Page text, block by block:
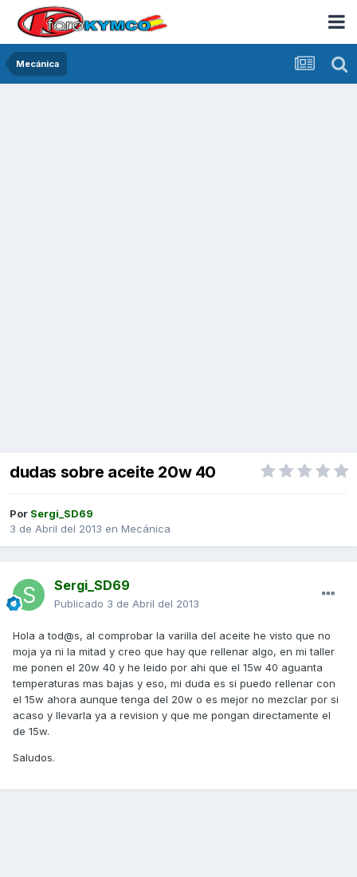
Mecánica
dudas sobre aceite 20w 40
Por Sergi_SD69
3 de Abril del 2013 en Mecánica
Sergi_SD69
Publicado 3 de Abril del 2013
Hola a tod@s, al comprobar la varilla del aceite he visto que no
moja ya ni la mitad y creo que hay que rellenar algo, en mi taller
me ponen el 20w 40 y he leido por ahi que el 15w 40 aguanta
temperaturas mas bajas y eso, mi duda es si puedo rellenar con
el 15w ahora aunque tenga del 20w o es mejor no mezclar por si
acaso y llevarla ya a revision y que me pongan directamente el
de 15w.
Saludos.